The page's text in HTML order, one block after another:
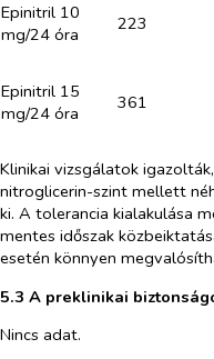
Epinitril 10
mg/24 óra
223
Epinitril 15
mg/24 óra
361
Klinikai vizsgálatok
nitroglicerin-szint mellett
ki. A tolerancia kialakulása
mentes időszak
esetén könnyen
5.3 A preklinikai
Nincs adat.